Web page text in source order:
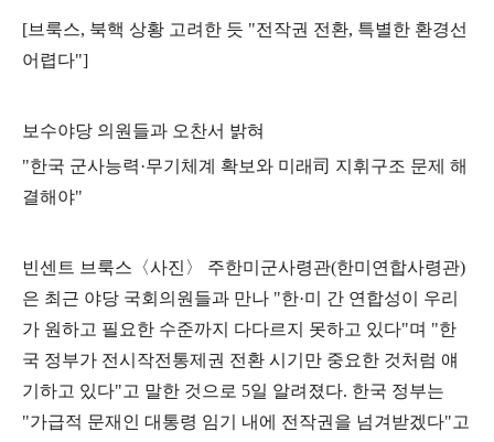
[브룩스, 북핵 상황 고려한 듯 "전작권 전환, 특별한 환경선
어렵다"]
보수야당 의원들과 오찬서 밝혀
"한국 군사능력·무기체계 확보와 미래司 지휘구조 문제 해
결해야"
빈센트 브룩스 〈사진 〉 주한미군사령관(한미연합사령관)
은 최근 야당 국회의원들과 만나 "한·미 간 연합성이 우리
가 원하고 필요한 수준까지 다다르지 못하고 있다"며 "한
국 정부가 전시작전통제권 전환 시기만 중요한 것처럼 얘
기하고 있다"고 말한 것으로 5일 알려졌다. 한국 정부는
"가급적 문재인 대통령 임기 내에 전작권을 넘겨받겠다"고